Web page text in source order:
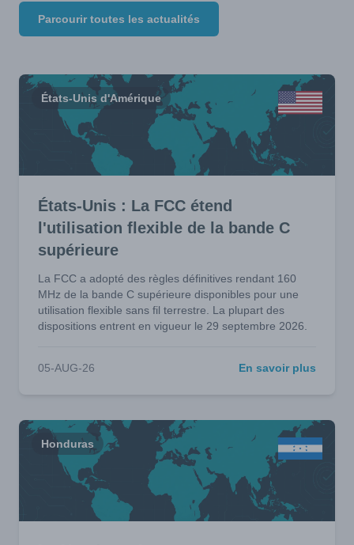
Parcourir toutes les actualités
États-Unis d'Amérique
États-Unis : La FCC étend
l'utilisation flexible de la bande C
supérieure
La FCC a adopté des règles définitives rendant 160
MHz de la bande C supérieure disponibles pour une
utilisation flexible sans fil terrestre. La plupart des
dispositions entrent en vigueur le 29 septembre 2026.
05-AUG-26 En savoir plus
Honduras